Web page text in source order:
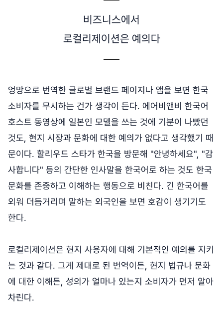
비즈니스에서
로컬리제이션은 예의다
엉망으로 번역한 글로벌 브랜드 페이지나 앱을 보면 한국
소비자를 무시하는 건가 생각이 든다. 에어비앤비 한국어
호스트 동영상에 일본인 모델을 쓰는 것에 기분이 나빴던
것도, 현지 시장과 문화에 대한 예의가 없다고 생각했기 때
문이다. 할리우드 스타가 한국을 방문해 "안녕하세요", "감
사합니다" 등의 간단한 인사말을 한국어로 하는 것도 한국
문화를 존중하고 이해하는 행동으로 비친다. 긴 한국어를
외워 더듬거리며 말하는 외국인을 보면 호감이 생기기도
한다.
로컬리제이션은 현지 사용자에 대해 기본적인 예의를 지키
는 것과 같다. 그게 제대로 된 번역이든, 현지 법규나 문화
에 대한 이해든, 성의가 얼마나 있는지 소비자가 먼저 알아
차린다.